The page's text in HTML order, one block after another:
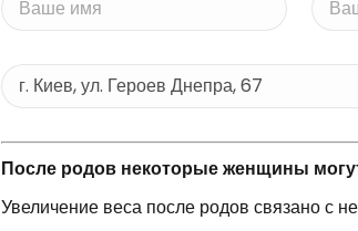
После родов некоторые женщины
Увеличение веса после родов связано с